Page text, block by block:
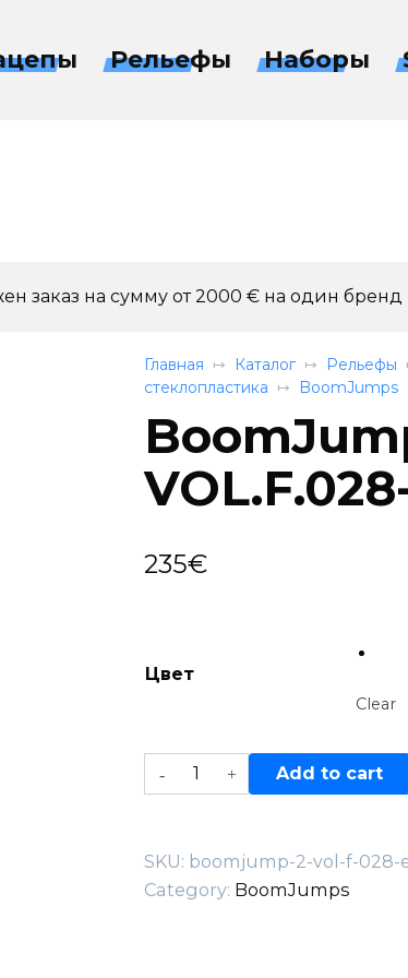
Рельефы Наборы
заказ на сумму от 2000 € на один бренд
Главная Каталог
Рельефы
стеклопластика
BoomJumps
235€
Цвет
Clear
BoomJump
2
E
quantity
Add to cart
SKU: boomjump-2-vol-f-028-
Category: BoomJumps